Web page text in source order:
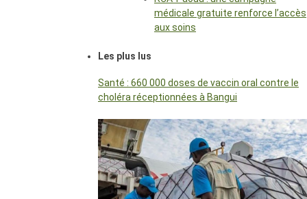
médicale gratuite renforce l’accès
aux soins
Les plus lus
Santé : 660 000 doses de vaccin oral contre le
choléra réceptionnées à Bangui